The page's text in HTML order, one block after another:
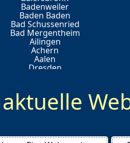
Badenweiler
Baden Baden
Bad Schussenried
Bad Mergentheim
Ailingen
Achern
Aalen
Dresden
aktuelle